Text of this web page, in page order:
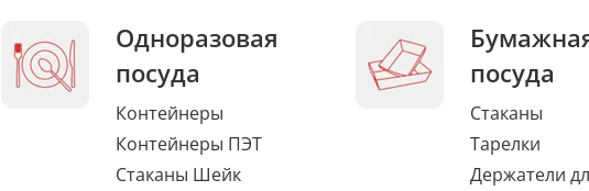
Одноразовая
посуда
Контейнеры
Контейнеры ПЭТ
Стаканы Шейк
посуда
Стаканы
Тарелки
Держатели